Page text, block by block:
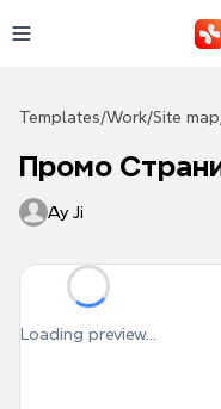
Templates/Work/Site map
Промо
Ay Ji
Loading preview...